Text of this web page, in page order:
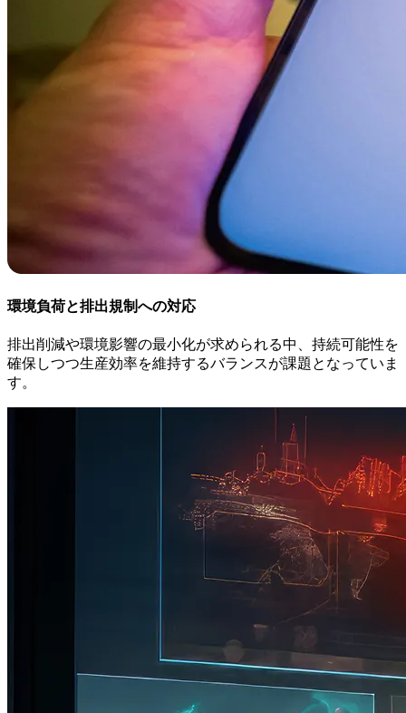
環境負荷と排出規制への対応
排出削減や環境影響の最小化が求められる中、持続可能性を
確保しつつ生産効率を維持するバランスが課題となっていま
す。